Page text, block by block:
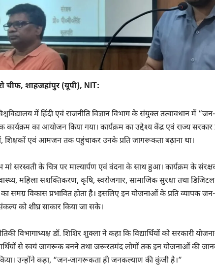
चीफ, शाहजहांपुर (यूपी), NIT:
में हिंदी एवं राजनीति विज्ञान विभाग के संयुक्त तत्वावधान में
कार्यक्रम का आयोजन किया गया। कार्यक्रम का उद्देश्य केंद्र एवं राज्य
शिक्षकों एवं आमजन तक पहुंचाकर उनके प्रति जागरूकता बढ़ाना था।
मां सरस्वती के चित्र पर माल्यार्पण एवं वंदना के साथ हुआ। कार्यक्रम के
महिला सशक्तिकरण, कृषि, स्वरोजगार, सामाजिक सुरक्षा तथा
समग्र विकास प्रभावित होता है। इसलिए इन योजनाओं के प्रति व्यापक
को शीघ्र साकार किया जा सके।
विभागाध्यक्ष डॉ. शिशिर शुक्ला ने कहा कि विद्यार्थियों को सरकारी
से स्वयं जागरूक बनने तथा जरूरतमंद लोगों तक इन योजनाओं की
उन्होंने कहा, “जन-जागरूकता ही जनकल्याण की कुंजी है।”